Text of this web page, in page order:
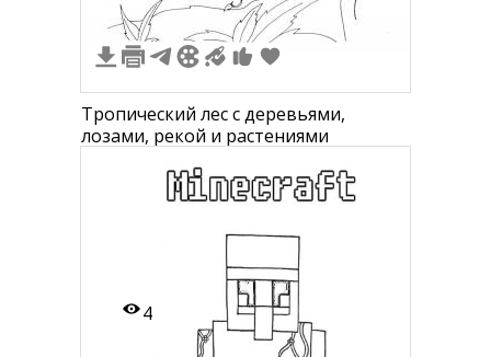
Тропический лес с деревьями,
лозами, рекой и растениями
4